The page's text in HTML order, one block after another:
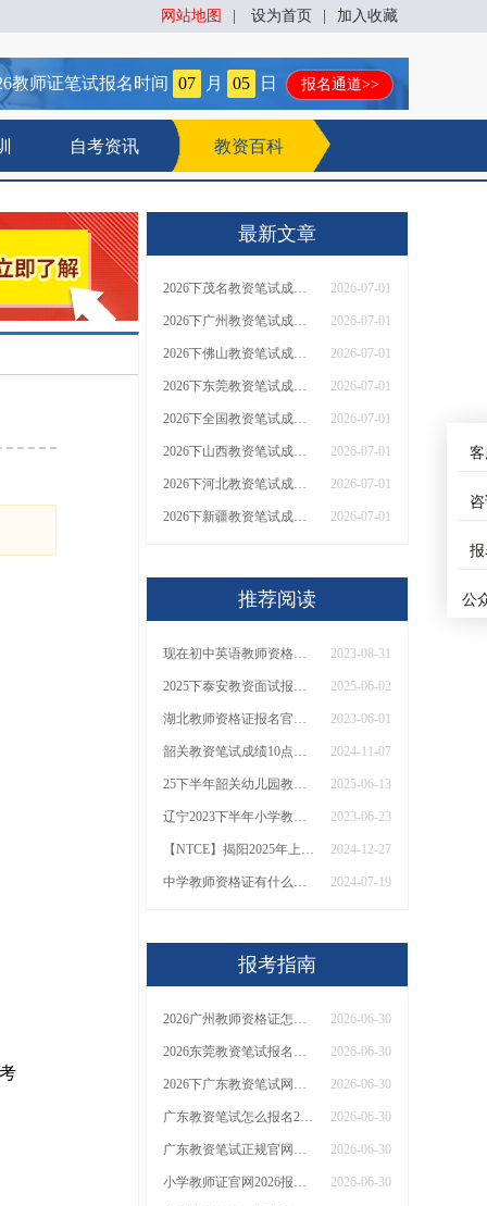
网站地图 设为首页 加入收藏
教师证笔试报名时间 07 月 05 日 报名通道>>
自考资讯 教资百科
最新文章
2026下茂名教资笔试成绩几号公布（+查询入口） 2026-07-01
2026下广州教资笔试成绩几号公布（+查询入口） 2026-07-01
2026下佛山教资笔试成绩几号公布（+查询入口） 2026-07-01
2026下东莞教资笔试成绩几号公布（+查询入口） 2026-07-01
2026下全国教资笔试成绩几号公布（+查询入口） 2026-07-01
2026下山西教资笔试成绩几号公布（+查询入口） 2026-07-01
2026下河北教资笔试成绩几号公布（+查询入口） 2026-07-01
2026下新疆教资笔试成绩几号公布（+查询入口） 2026-07-01
推荐阅读
现在初中英语教师资格证考哪几门？ 2023-08-31
2025下泰安教资面试报名时间（+流程|条件） 2025-06-02
湖北教师资格证报名官网2023年下半年（内附报名流程） 2023-06-01
韶关教资笔试成绩10点发布！快查复核入口！ 2024-11-07
25下半年韶关幼儿园教资面试几月几日考试 2025-06-13
辽宁2023下半年小学教师资格证报名官网（正式发布） 2023-06-23
【NTCE】揭阳2025年上半年教资笔试报名时间已定！ 2024-12-27
中学教师资格证有什么考试科目 2024-07-19
报考指南
2026广州教师资格证怎么报名入口在哪里 2026-06-30
2026东莞教资笔试报名入口在哪里 2026-06-30
2026下广东教资笔试网上报名官网入口：7月3日开放 2026-06-30
广东教资笔试怎么报名2026 附官方入口 2026-06-30
广东教资笔试正规官网入口2026（7月3日开放） 2026-06-30
小学教师证官网2026报名入口及考试时间表(详细解读) 2026-06-30
公